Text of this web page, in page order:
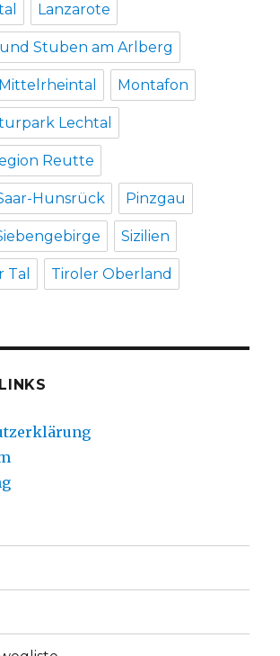
Lanzarote
Stuben am Arlberg
Mittelrheintal Montafon
Lechtal
Reutte
Hunsrück Pinzgau
Sizilien
Tal Tiroler Oberland